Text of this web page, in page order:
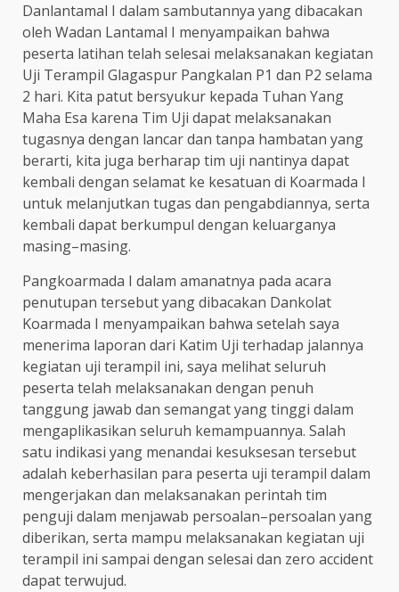
Danlantamal I dalam sambutannya yang dibacakan
oleh Wadan Lantamal I menyampaikan bahwa
peserta latihan telah selesai melaksanakan kegiatan
Uji Terampil Glagaspur Pangkalan P1 dan P2 selama
2 hari. Kita patut bersyukur kepada Tuhan Yang
Maha Esa karena Tim Uji dapat melaksanakan
tugasnya dengan lancar dan tanpa hambatan yang
berarti, kita juga berharap tim uji nantinya dapat
kembali dengan selamat ke kesatuan di Koarmada I
untuk melanjutkan tugas dan pengabdiannya, serta
kembali dapat berkumpul dengan keluarganya
masing–masing.
Pangkoarmada I dalam amanatnya pada acara
penutupan tersebut yang dibacakan Dankolat
Koarmada I menyampaikan bahwa setelah saya
menerima laporan dari Katim Uji terhadap jalannya
kegiatan uji terampil ini, saya melihat seluruh
peserta telah melaksanakan dengan penuh
tanggung jawab dan semangat yang tinggi dalam
mengaplikasikan seluruh kemampuannya. Salah
satu indikasi yang menandai kesuksesan tersebut
adalah keberhasilan para peserta uji terampil dalam
mengerjakan dan melaksanakan perintah tim
penguji dalam menjawab persoalan–persoalan yang
diberikan, serta mampu melaksanakan kegiatan uji
terampil ini sampai dengan selesai dan zero accident
dapat terwujud.